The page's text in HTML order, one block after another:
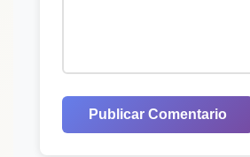
Publicar Comentario